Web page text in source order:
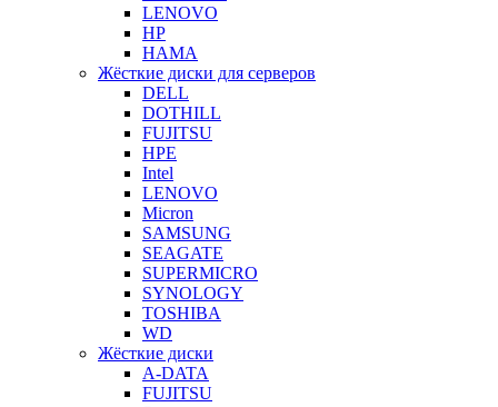
LENOVO
HP
HAMA
Жёсткие диски для серверов
DELL
DOTHILL
FUJITSU
HPE
Intel
LENOVO
Micron
SAMSUNG
SEAGATE
SUPERMICRO
SYNOLOGY
TOSHIBA
WD
Жёсткие диски
A-DATA
FUJITSU